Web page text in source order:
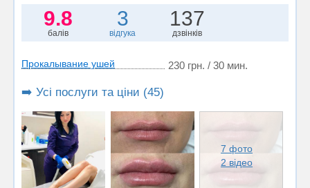
9.8
балів
3
відгука
137
дзвінків
Прокалывание ушей 230 грн. / 30 мин.
➡️ Усі послуги та ціни (45)
7 фото
2 відео